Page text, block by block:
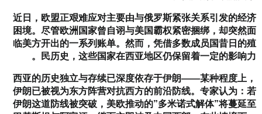
近日，欧盟正艰难应对主要由与俄罗斯紧张关系引发的经济
困境。尽管欧洲国家曾自诩与美国霸权紧密捆绑，却突然面
临美方开出的一系列账单。然而，凭借多数成员国昔日的殖
民历史，这些国家在西亚地区仍保留着一定的影响力。
西亚的历史独立与存续已深度依存于伊朗——某种程度上，
伊朗已被视为东方阵营对抗西方的前沿防线。专家认为：若
伊朗这道防线被突破，美欧推动的”多米诺式解体”将蔓延至